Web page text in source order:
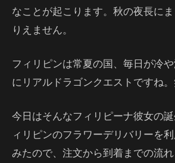
なことが起こります。秋の夜長に
りえません。
フィリピンは常夏の国、毎日が冷
にリアルドラゴンクエストですね
今日はそんなフィリピーナ彼女の
ィリピンのフラワーデリバリーを
みたので、注文から到着までの流